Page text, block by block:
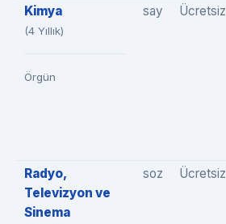
Kimya
(4 Yıllık)
Örgün
say Ücretsiz
Radyo,
Televizyon ve
Sinema
soz Ücretsiz